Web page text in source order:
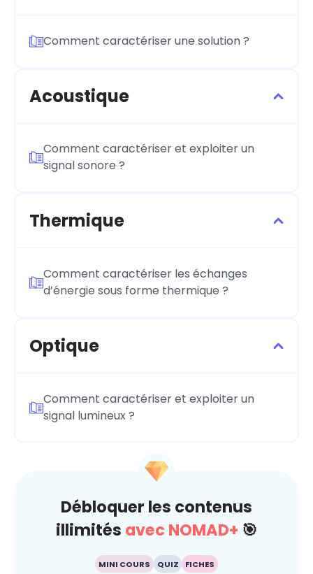
Comment caractériser une solution ?
Acoustique
Comment caractériser et exploiter un
signal sonore ?
Thermique
Comment caractériser les échanges
d’énergie sous forme thermique ?
Optique
Comment caractériser et exploiter un
signal lumineux ?
Débloquer les contenus
illimités avec NOMAD+ 🎯
MINI COURS QUIZ FICHES